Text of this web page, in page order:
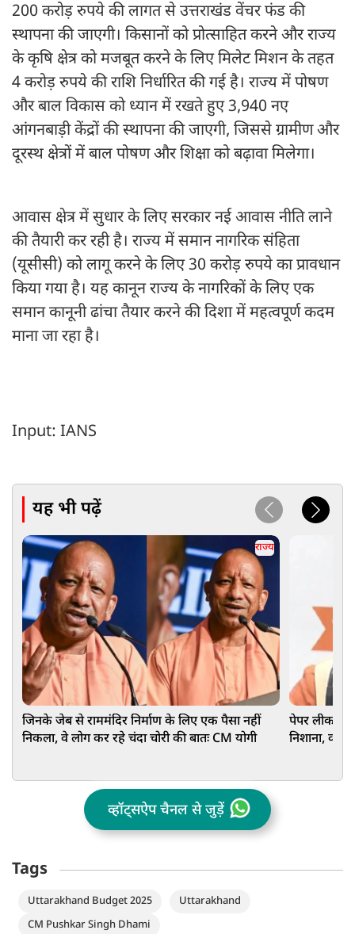
200 करोड़ रुपये की लागत से उत्तराखंड वेंचर फंड की
स्थापना की जाएगी। किसानों को प्रोत्साहित करने और राज्य
के कृषि क्षेत्र को मजबूत करने के लिए मिलेट मिशन के तहत
4 करोड़ रुपये की राशि निर्धारित की गई है। राज्य में पोषण
और बाल विकास को ध्यान में रखते हुए 3,940 नए
आंगनबाड़ी केंद्रों की स्थापना की जाएगी, जिससे ग्रामीण और
दूरस्थ क्षेत्रों में बाल पोषण और शिक्षा को बढ़ावा मिलेगा।
आवास क्षेत्र में सुधार के लिए सरकार नई आवास नीति लाने
की तैयारी कर रही है। राज्य में समान नागरिक संहिता
(यूसीसी) को लागू करने के लिए 30 करोड़ रुपये का प्रावधान
किया गया है। यह कानून राज्य के नागरिकों के लिए एक
समान कानूनी ढांचा तैयार करने की दिशा में महत्वपूर्ण कदम
माना जा रहा है।
Input: IANS
यह भी पढ़ें
राज्य
जिनके जेब से राममंदिर निर्माण के लिए एक पैसा नहीं
निकला, वे लोग कर रहे चंदा चोरी की बातः CM योगी
पेपर लीक पर
निशाना,
व्हॉट्सऐप चैनल से जुड़ें
Tags
Uttarakhand Budget 2025
Uttarakhand
CM Pushkar Singh Dhami